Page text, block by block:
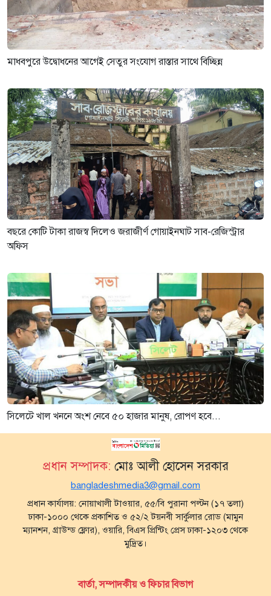
মাধবপুরে উদ্বোধনের আগেই সেতুর সংযোগ রাস্তার সাথে বিচ্ছিন্ন
বছরে কোটি টাকা রাজস্ব দিলেও জরাজীর্ণ গোয়াইনঘাট সাব-রেজিস্ট্রার
অফিস
সিলেটে খাল খননে অংশ নেবে ৫০ হাজার মানুষ, রোপণ হবে...
প্রধান সম্পাদক: মোঃ আলী হোসেন সরকার
bangladeshmedia3@gmail.com
প্রধান কার্যালয়: নোয়াখালী টাওয়ার, ৫৫/বি পুরানা পল্টন (১৭ তলা)
ঢাকা-১০০০ থেকে প্রকাশিত ও ৫২/২ টয়নবী সার্কুলার রোড (মামুন
ম্যানশন, গ্রাউন্ড ফ্লোর), ওয়ারি, বিএস প্রিন্টিং প্রেস ঢাকা-১২০৩ থেকে
মুদ্রিত।
বার্তা, সম্পাদকীয় ও ফিচার বিভাগ